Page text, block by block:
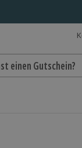
einen Gutschein?